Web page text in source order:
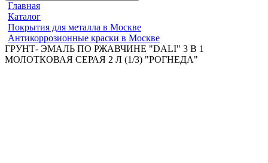
Главная
Каталог
Покрытия для металла в Москве
Антикоррозионные краски в Москве
ГРУНТ- ЭМАЛЬ ПО РЖАВЧИНЕ "DALI" 3 В 1
МОЛОТКОВАЯ СЕРАЯ 2 Л (1/3) "РОГНЕДА"